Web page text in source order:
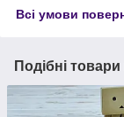
Всі умови
Подібні товари